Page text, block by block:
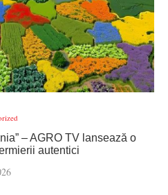
– AGRO TV lansează o
autentici